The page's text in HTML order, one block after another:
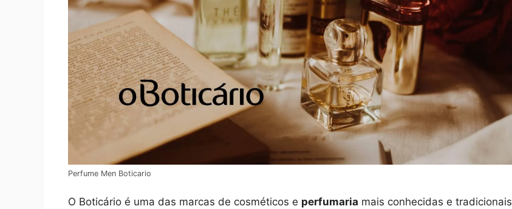
Perfume Men Boticario
O Boticário é uma das marcas de cosméticos e perfumaria mais conhecidas e tradicionais